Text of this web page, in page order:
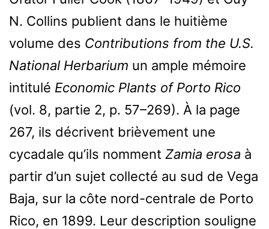
N. Collins publient dans le huitième
volume des Contributions from the U.S.
National Herbarium un ample mémoire
intitulé Economic Plants of Porto Rico
(vol. 8, partie 2, p. 57–269). À la page
267, ils décrivent brièvement une
cycadale qu’ils nomment Zamia erosa à
partir d’un sujet collecté au sud de Vega
Baja, sur la côte nord-centrale de Porto
Rico, en 1899. Leur description souligne